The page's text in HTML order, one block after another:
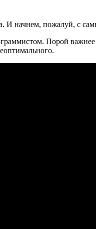
И начнем, пожалуй, с
Порой